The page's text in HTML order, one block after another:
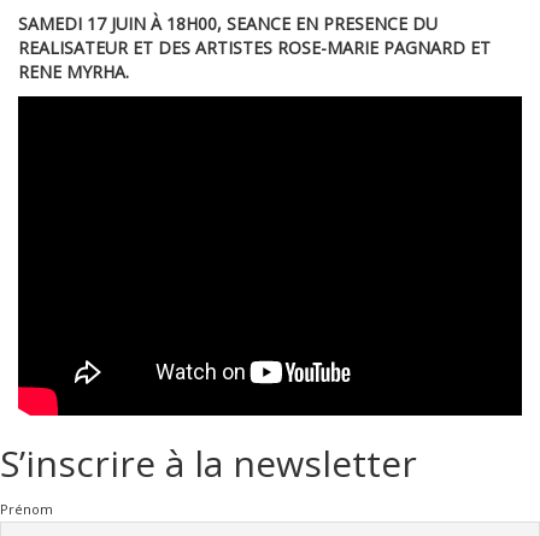
SAMEDI 17 JUIN À 18H00, SEANCE EN PRESENCE DU
REALISATEUR ET DES ARTISTES ROSE-MARIE PAGNARD ET
RENE MYRHA.
S’inscrire à la newsletter
Prénom